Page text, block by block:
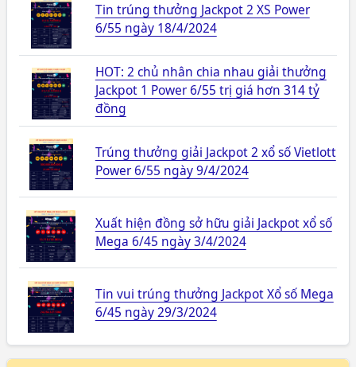
Tin trúng thưởng Jackpot 2 XS Power
6/55 ngày 18/4/2024
HOT: 2 chủ nhân chia nhau giải thưởng
Jackpot 1 Power 6/55 trị giá hơn 314 tỷ
đồng
Trúng thưởng giải Jackpot 2 xổ số Vietlott
Power 6/55 ngày 9/4/2024
Xuất hiện đồng sở hữu giải Jackpot xổ số
Mega 6/45 ngày 3/4/2024
Tin vui trúng thưởng Jackpot Xổ số Mega
6/45 ngày 29/3/2024